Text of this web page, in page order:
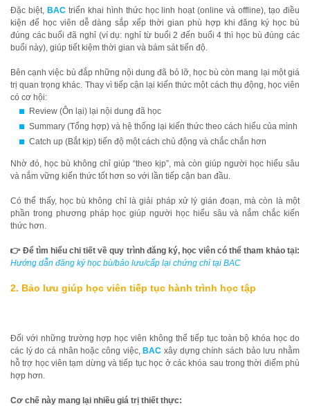
Đặc biệt, BACtriển khai hình thức học linh hoạt (online và offline), tạo điều
kiện để học viên dễ dàng sắp xếp thời gian phù hợp khi đăng ký học bù
đúng các buổi đã nghỉ (ví dụ: nghỉ từ buổi 2 đến buổi 4 thì học bù đúng các
buổi này), giúp tiết kiệm thời gian và bám sát tiến độ.
Bên cạnh việc bù đắp những nội dung đã bỏ lỡ, học bù còn mang lại một giá
trị quan trọng khác. Thay vì tiếp cận lại kiến thức một cách thụ động, học viên
có cơ hội:
Review (Ôn lại) lại nội dung đã học
Summary (Tổng hợp) và hệ thống lại kiến thức theo cách hiểu của mình
Catch up (Bắt kịp) tiến độ một cách chủ động và chắc chắn hơn
Nhờ đó, học bù không chỉ giúp “theo kịp”, mà còn giúp người học hiểu sâu
và nắm vững kiến thức tốt hơn so với lần tiếp cận ban đầu.
Có thể thấy, học bù không chỉ là giải pháp xử lý gián đoạn, mà còn là một
phần trong phương pháp học giúp người học hiểu sâu và nắm chắc kiến
thức hơn.
👉 Để tìm hiểu chi tiết về quy trình đăng ký, học viên có thể tham khảo tại:
Hướng dẫn đăng ký học bù/bảo lưu/cấp lại chứng chỉ tại BAC
2. Bảo lưu giúp học viên tiếp tục hành trình học tập
Đối với những trường hợp học viên không thể tiếp tục toàn bộ khóa học do
các lý do cá nhân hoặc công việc,BAC xây dựng chính sách bảo lưu nhằm
hỗ trợ học viên tạm dừng và tiếp tục học ở các khóa sau trong thời điểm phù
hợp hơn.
Cơ chế này mang lại nhiều giá trị thiết thực: